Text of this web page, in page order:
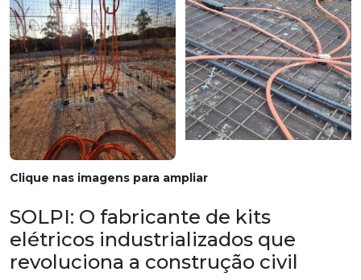
Clique nas imagens para ampliar
SOLPI: O fabricante de kits
elétricos industrializados que
revoluciona a construção civil